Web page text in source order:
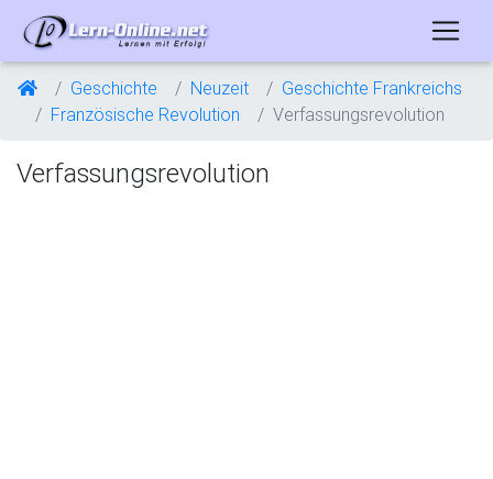
Geschichte Neuzeit
Geschichte Frankreichs
Französische Revolution
Verfassungsrevolution
Verfassungsrevolution